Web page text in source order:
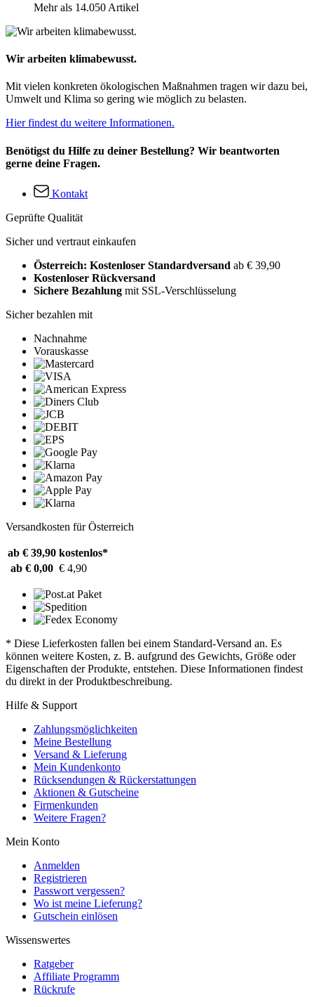
Mehr als 14.050 Artikel
Wir arbeiten klimabewusst.
Mit vielen konkreten ökologischen Maßnahmen tragen wir dazu bei,
Umwelt und Klima so gering wie möglich zu belasten.
Hier findest du weitere Informationen.
Benötigst du Hilfe zu deiner Bestellung? Wir beantworten
gerne deine Fragen.
Kontakt
Geprüfte Qualität
Sicher und vertraut einkaufen
Österreich: Kostenloser Standardversand ab € 39,90
Kostenloser Rückversand
Sichere Bezahlung mit SSL-Verschlüsselung
Sicher bezahlen mit
Nachnahme
Vorauskasse
Versandkosten für Österreich
ab € 39,90 kostenlos*
ab € 0,00 € 4,90
* Diese Lieferkosten fallen bei einem Standard-Versand an. Es
können weitere Kosten, z. B. aufgrund des Gewichts, Größe oder
Eigenschaften der Produkte, entstehen. Diese Informationen findest
du direkt in der Produktbeschreibung.
Hilfe & Support
Zahlungsmöglichkeiten
Meine Bestellung
Versand & Lieferung
Mein Kundenkonto
Rücksendungen & Rückerstattungen
Aktionen & Gutscheine
Firmenkunden
Weitere Fragen?
Mein Konto
Anmelden
Registrieren
Passwort vergessen?
Wo ist meine Lieferung?
Gutschein einlösen
Wissenswertes
Ratgeber
Affiliate Programm
Rückrufe